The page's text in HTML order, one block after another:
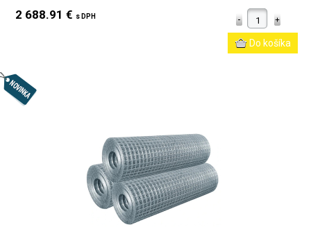
2 688.91 € s DPH